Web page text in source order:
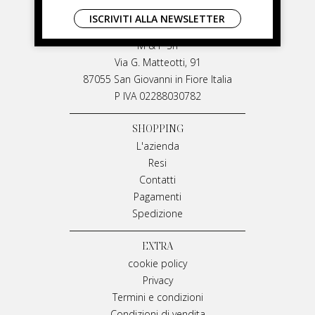
LIVIANA MIRARCHI
M & P Srl
Via G. Matteotti, 91
87055 San Giovanni in Fiore Italia
P IVA 02288030782
SHOPPING
L'azienda
Resi
Contatti
Pagamenti
Spedizione
EXTRA
cookie policy
Privacy
Termini e condizioni
ISCRIVITI ALLA NEWSLETTER